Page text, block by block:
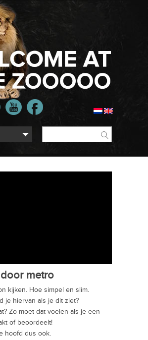
metro
kijken. Hoe simpel en slim.
je hiervan als je dit ziet?
Zo moet dat voelen als je een
of beoordeelt!
hoofd dus ook.